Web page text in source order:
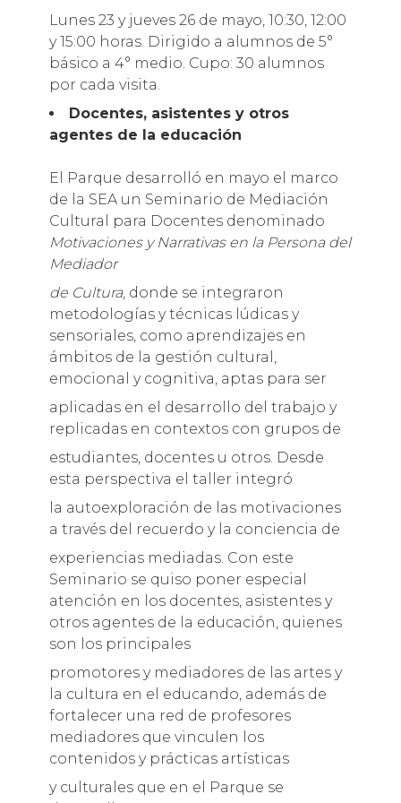
Lunes 23 y jueves 26 de mayo, 10:30, 12:00
y 15:00 horas. Dirigido a alumnos de 5°
básico a 4° medio. Cupo: 30 alumnos
por cada visita.
Docentes, asistentes y otros
agentes de la educación
El Parque desarrolló en mayo el marco
de la SEA un Seminario de Mediación
Cultural para Docentes denominado
Motivaciones y Narrativas en la Persona del
Mediador
de Cultura, donde se integraron
metodologías y técnicas lúdicas y
sensoriales, como aprendizajes en
ámbitos de la gestión cultural,
emocional y cognitiva, aptas para ser
aplicadas en el desarrollo del trabajo y
replicadas en contextos con grupos de
estudiantes, docentes u otros. Desde
esta perspectiva el taller integró
la autoexploración de las motivaciones
a través del recuerdo y la conciencia de
experiencias mediadas. Con este
Seminario se quiso poner especial
atención en los docentes, asistentes y
otros agentes de la educación, quienes
son los principales
promotores y mediadores de las artes y
la cultura en el educando, además de
fortalecer una red de profesores
mediadores que vinculen los
contenidos y prácticas artísticas
y culturales que en el Parque se